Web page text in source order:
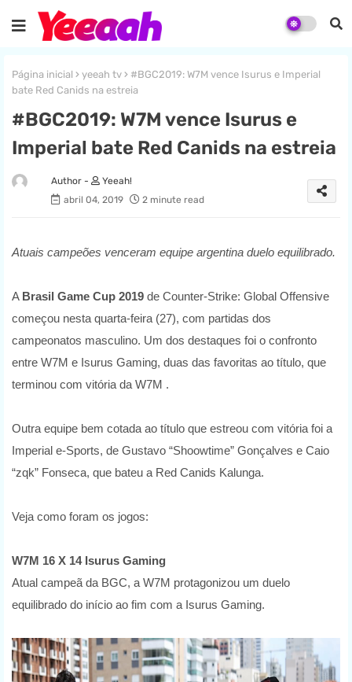
Página inicial yeeah tv
#BGC2019: W7M vence Isurus e Imperial
bate Red Canids na estreia
#BGC2019: W7M vence Isurus e
Imperial bate Red Canids na estreia
Yeeah!
abril 04, 2019
2 minute read
Atuais campeões venceram equipe argentina duelo equilibrado.
A Brasil Game Cup 2019 de Counter-Strike: Global Offensive
começou nesta quarta-feira (27), com partidas dos
campeonatos masculino. Um dos destaques foi o confronto
entre W7M e Isurus Gaming, duas das favoritas ao título, que
terminou com vitória da W7M .
Outra equipe bem cotada ao título que estreou com vitória foi a
Imperial e-Sports, de Gustavo “Shoowtime” Gonçalves e Caio
“zqk” Fonseca, que bateu a Red Canids Kalunga.
Veja como foram os jogos:
W7M 16 X 14 Isurus Gaming
Atual campeã da BGC, a W7M protagonizou um duelo
equilibrado do início ao fim com a Isurus Gaming.